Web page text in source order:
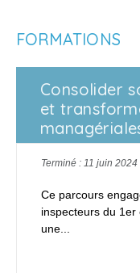
FORMATIONS
Consolider
et
Terminé : 11 juin
Ce parcours
inspecteurs du
une...